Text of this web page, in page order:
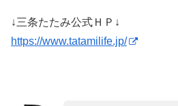
↓三条たたみ公式ＨＰ↓
https://www.tatamilife.jp/